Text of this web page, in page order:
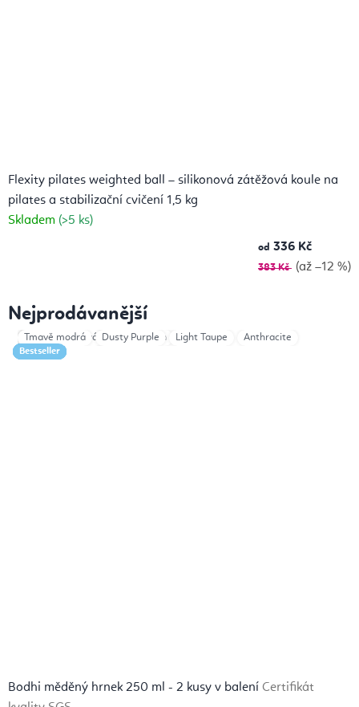
Flexity pilates weighted ball – silikonová zátěžová koule na
pilates a stabilizační cvičení 1,5 kg
Skladem (>5 ks)
od 336 Kč
383 Kč (až –12 %)
Nejprodávanější
Bestseller
Bodhi měděný hrnek 250 ml - 2 kusy v balení Certifikát
Květ života Ornaments
Bestseller
Bestseller
Bestseller
Černá růžová Sage Green Ivory 1kg
Bestseller
Bestseller
Bestseller
Tmavě modrá Dusty Purple Light Taupe Anthracite
Bestseller